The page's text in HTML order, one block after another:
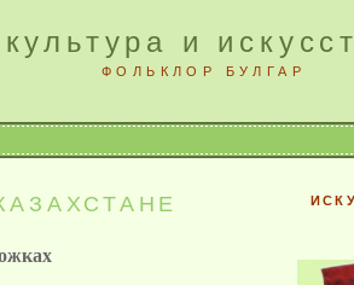
культура и
ФОЛЬКЛОР БУЛГАР